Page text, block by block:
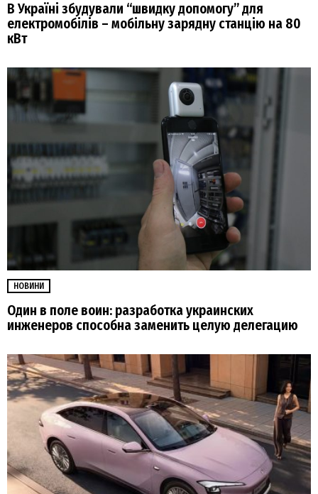
В Україні збудували “швидку допомогу” для
електромобілів – мобільну зарядну станцію на 80
кВт
НОВИНИ
Один в поле воин: разработка украинских
инженеров способна заменить целую делегацию